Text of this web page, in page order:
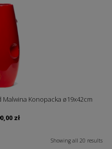
Konopacka ø19x42cm
zł
Showing all 20 results